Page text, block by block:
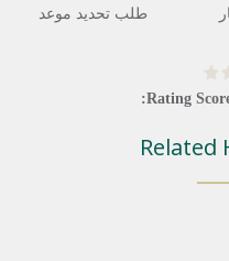
طلب تحديد موعد
Rating
Related